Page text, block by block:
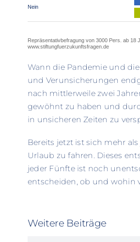
Wann die Pandemie und
und Verunsicherungen
nach mittlerweile zwei
gewöhnt zu haben und
in unsicheren Zeiten zu
Bereits jetzt ist sich mehr
Urlaub zu fahren. Dieses
jeder Fünfte ist noch
entscheiden, ob und wohin
Weitere Beiträge